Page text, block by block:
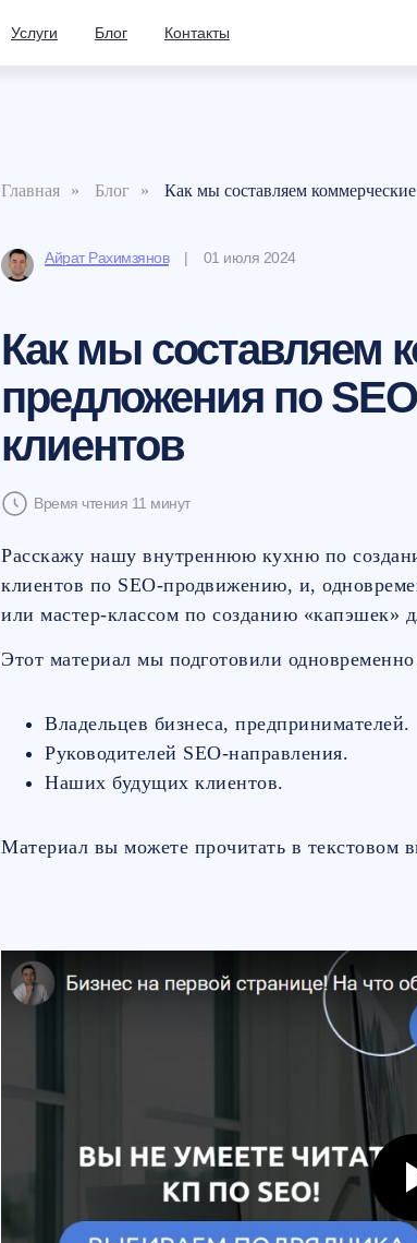
Услуги Блог Контакты
Главная » Блог »
Как мы составляем
Как мы составляем
предложения по
клиентов
Айрат Рахимзянов| 01 июля 2024
Время чтения 11 минут
Расскажу нашу внутреннюю кухню по
клиентов по SEO-продвижению, и,
или мастер-классом по созданию «капэшек»
Этот материал мы подготовили
Владельцев бизнеса, предпринимателей.
Руководителей SEO-направления.
Наших будущих клиентов.
Материал вы можете прочитать в текстовом